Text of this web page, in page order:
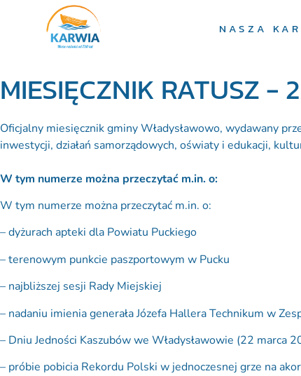
NASZA
MIESIĘCZNIK RATUSZ -
Oficjalny miesięcznik gminy Władysławowo, wydawany
inwestycji, działań samorządowych, oświaty i edukacji,
W tym numerze można przeczytać m.in. o:
W tym numerze można przeczytać m.in. o:
– dyżurach apteki dla Powiatu Puckiego
– terenowym punkcie paszportowym w Pucku
– najbliższej sesji Rady Miejskiej
– nadaniu imienia generała Józefa Hallera Technikum w
– Dniu Jedności Kaszubów we Władysławowie (22 marca
– próbie pobicia Rekordu Polski w jednoczesnej grze na